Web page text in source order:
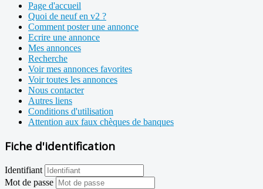
Page d'accueil
Quoi de neuf en v2 ?
Comment poster une annonce
Ecrire une annonce
Mes annonces
Recherche
Voir mes annonces favorites
Voir toutes les annonces
Nous contacter
Autres liens
Conditions d'utilisation
Attention aux faux chèques de banques
Fiche d'identification
Identifiant
Mot de passe